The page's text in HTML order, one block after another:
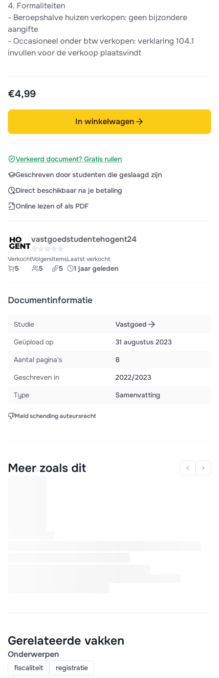
4. Formaliteiten
- Beroepshalve huizen verkopen: geen bijzondere
aangifte
- Occasioneel onder btw verkopen: verklaring 104.1
invullen voor de verkoop plaatsvindt
€4,99
In winkelwagen
Verkeerd document? Gratis ruilen
Geschreven door studenten die geslaagd zijn
Direct beschikbaar na je betaling
Online lezen of als PDF
vastgoedstudentehogent24
Verkocht
5
Volgers
5
Items
5
Laatst verkocht
1 jaar geleden
Documentinformatie
Studie
Vastgoed
Geüpload op
31 augustus 2023
Aantal pagina's
8
Geschreven in
2022/2023
Type
Samenvatting
Meld schending auteursrecht
Meer zoals dit
Gerelateerde vakken
Onderwerpen
fiscaliteit registratie